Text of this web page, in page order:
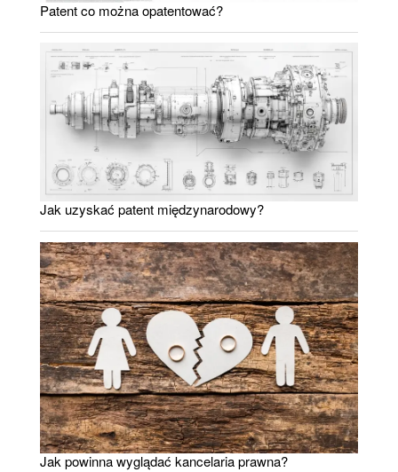
Patent co można opatentować?
Jak uzyskać patent międzynarodowy?
Jak powinna wyglądać kancelaria prawna?